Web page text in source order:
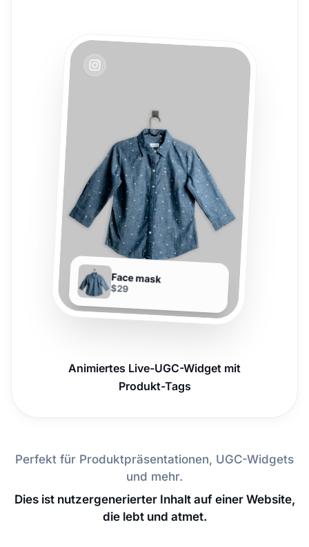
Face mask
$29
Animiertes Live-UGC-Widget mit
Produkt-Tags
Perfekt für Produktpräsentationen, UGC-Widgets
und mehr.
Dies ist nutzergenerierter Inhalt auf einer Website,
die lebt und atmet.